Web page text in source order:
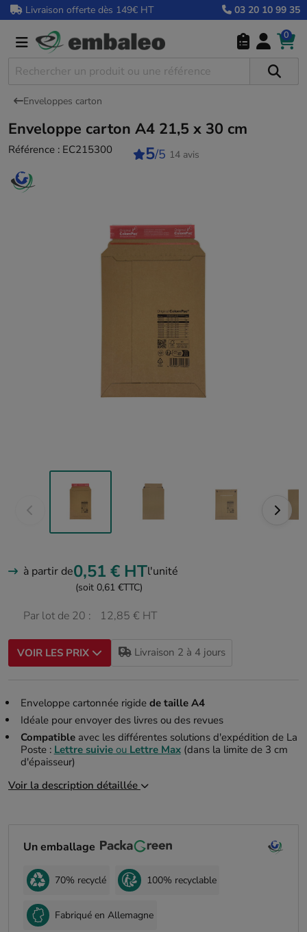
Livraison offerte dès 149€ HT 03 20 10 99 35
0
Enveloppes carton
Enveloppe carton A4 21,5 x 30 cm
Référence : EC215300 5/5 14 avis
à partir de0,51 € HTl'unité
(soit 0,61 €TTC)
Par lot de 20 : 12,85 € HT
VOIR LES PRIX Livraison 2 à 4 jours
Enveloppe cartonnée rigide de taille A4
Idéale pour envoyer des livres ou des revues
Compatibleavec les différentes solutions d'expédition de La
Poste : Lettre suivieou Lettre Max(dans la limite de 3 cm
d'épaisseur)
Voir la description détaillée
Un emballage
70% recyclé 100% recyclable
Fabriqué en Allemagne